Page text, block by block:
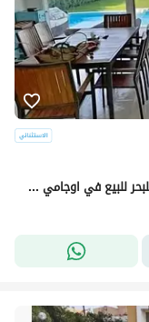
فيلا OneStory بخصم 30% صف اول خطوتين للبحر للبيع في اوجامي سوديك ogami sodic north coast راس الحكمه بجوار فوكا باى وماونتن فيو ولافيستا